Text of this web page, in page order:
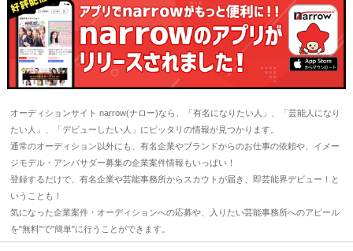
オーディションサイト narrow(ナロー)なら、「有名になりたい人」、「芸能人になり
たい人」、「デビューしたい人」にピッタリの情報が見つかります。
通常のオーディション以外にも、有名企業やブランドからのお仕事の依頼や、イメー
ジモデル・アンバサダー募集の企業案件情報もいっぱい！
登録するだけで、有名企業や芸能事務所からスカウトが届き、即芸能界デビュー！と
いうことも！
気になった企業案件・オーディションへの応募や、入りたい芸能事務所へのアピール
を"無料"で"簡単"に行うことができます。